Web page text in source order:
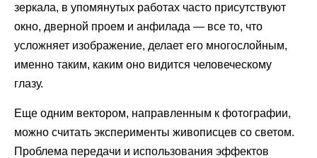
зеркала, в упомянутых работах часто присутствуют
окно, дверной проем и анфилада — все то, что
усложняет изображение, делает его многослойным,
именно таким, каким оно видится человеческому
глазу.
Еще одним вектором, направленным к фотографии,
можно считать эксперименты живописцев со светом.
Проблема передачи и использования эффектов